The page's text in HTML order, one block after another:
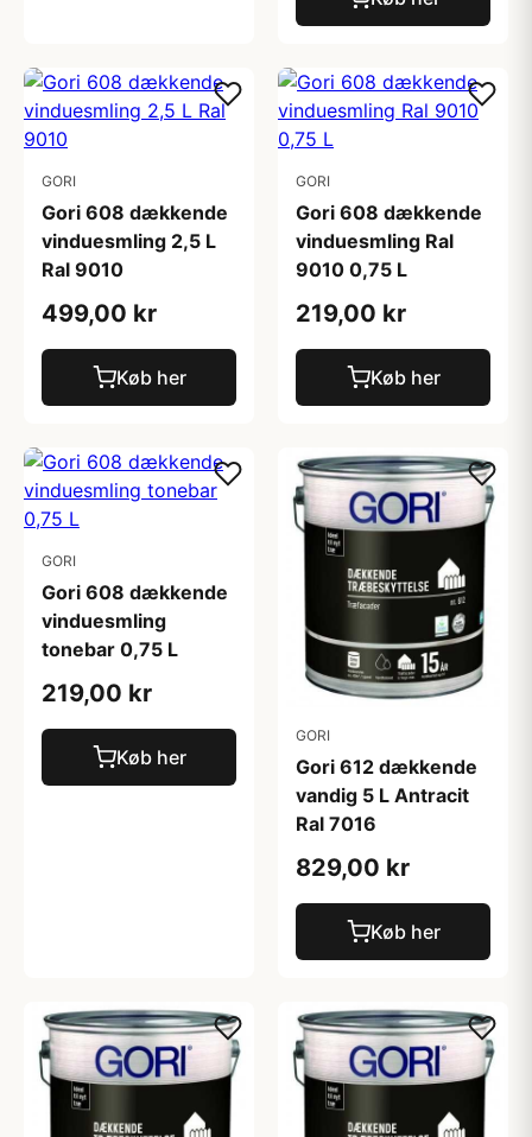
GORI
Gori 608 dækkende
vinduesmling 2,5 L
Ral 9010
499,00 kr
Køb her
GORI
Gori 608 dækkende
vinduesmling Ral
9010 0,75 L
219,00 kr
Køb her
GORI
Gori 608 dækkende
vinduesmling
tonebar 0,75 L
219,00 kr
Køb her
GORI
Gori 612 dækkende
vandig 5 L Antracit
Ral 7016
829,00 kr
Køb her